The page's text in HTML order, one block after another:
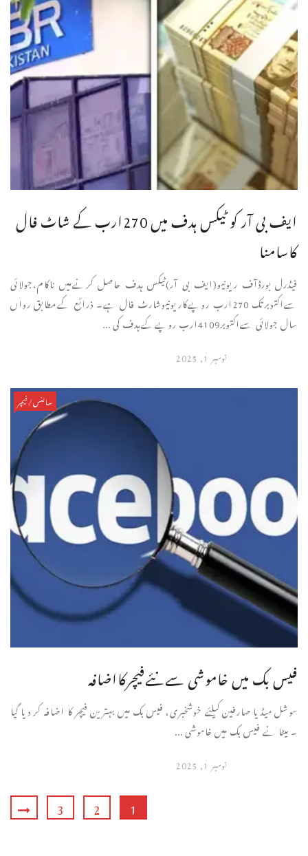
ایف بی آر کو ٹیکس ہدف میں 270ارب کے شاٹ فال
کاسامنا
فیڈرل بورڈآف ریونیو(ایف بی آر)ٹیکس ہدف حاصل کرنےمیں ناکام،جولائی
سےاکتوبرتک 270ارب روپےکاریونیوشارٹ فال ہے۔ ذرائع کےمطابق رواں
سال جولائی سےاکتوبر4109ارب روپےکےہدف کی ...
نومبر 1, 2025
سائنس/فیچر
فیس بک میں خاموشی سےنئےفیچرکااضافہ
سوشل میڈیا صارفین کیلئے خوشخبری، فیس بک میں بہترین فیچر کا اضافہ کر دیا گیا
۔ میٹا نے فیس بک میں خاموشی ...
نومبر 1, 2025
1
2
3